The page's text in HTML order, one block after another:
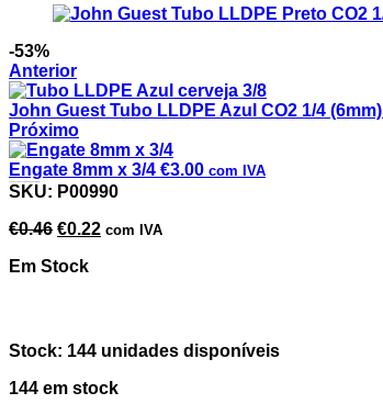
-53%
Anterior
John Guest Tubo LLDPE Azul CO2 1/4 (6mm)
Próximo
Engate 8mm x 3/4 €3.00 com IVA
SKU: P00990
€0.46 €0.22 com IVA
Em Stock
Stock: 144 unidades disponíveis
144 em stock